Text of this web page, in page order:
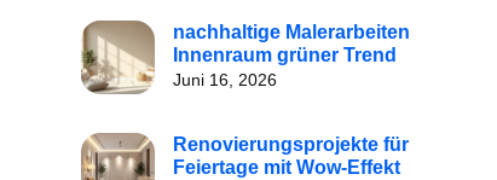
nachhaltige Malerarbeiten
Innenraum grüner Trend
Juni 16, 2026
Renovierungsprojekte für
Feiertage mit Wow-Effekt